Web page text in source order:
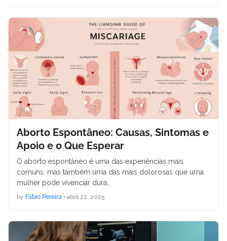
Aborto Espontâneo: Causas, Sintomas e
Apoio e o Que Esperar
O aborto espontâneo é uma das experiências mais
comuns, mas também uma das mais dolorosas que uma
mulher pode vivenciar dura…
by Fábio Pereira • abril 22, 2025